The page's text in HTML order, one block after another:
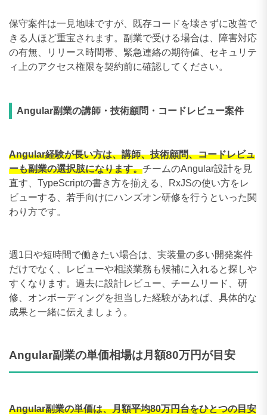
保守案件は一見地味ですが、既存コードを壊さずに改善で
きる人ほど重宝されます。副業で受ける場合は、障害対応
の有無、リリース時間帯、緊急連絡の期待値、セキュリテ
ィ上のアクセス権限を契約前に確認してください。
Angular副業の講師・技術顧問・コードレビュー案件
Angular経験が長い方は、講師、技術顧問、コードレビュ
ーも副業の選択肢になります。チームのAngular設計を見
直す、TypeScriptの書き方を揃える、RxJSの使い方をレ
ビューする、若手向けにハンズオン研修を行うといった関
わり方です。
週1日や短時間で働きたい場合は、実装量の多い開発案件
だけでなく、レビューや相談業務も候補に入れると探しや
すくなります。過去に設計レビュー、チームリード、研
修、オンボーディングを担当した経験があれば、具体的な
成果と一緒に伝えましょう。
Angular副業の単価相場は月額80万円が目安
Angular副業の単価は、月額平均80万円台をひとつの目安